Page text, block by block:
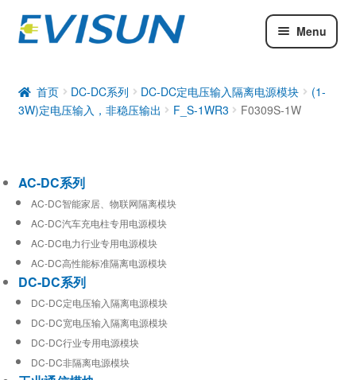
Menu
DC-DC系列
工业通信模块
首页 DC-DC系列 DC-DC定电压输入隔离电源模块
(1-
3W)定电压输入，非稳压输出
F_S-1WR3 F0309S-1W
AC-DC系列
AC-DC智能家居、物联网隔离模块
AC-DC汽车充电柱专用电源模块
AC-DC电力行业专用电源模块
AC-DC高性能标准隔离电源模块
DC-DC系列
DC-DC定电压输入隔离电源模块
DC-DC宽电压输入隔离电源模块
DC-DC行业专用电源模块
DC-DC非隔离电源模块